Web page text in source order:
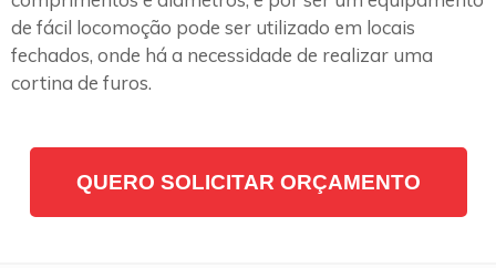
de fácil locomoção pode ser utilizado em locais
fechados, onde há a necessidade de realizar uma
cortina de furos.
QUERO SOLICITAR ORÇAMENTO